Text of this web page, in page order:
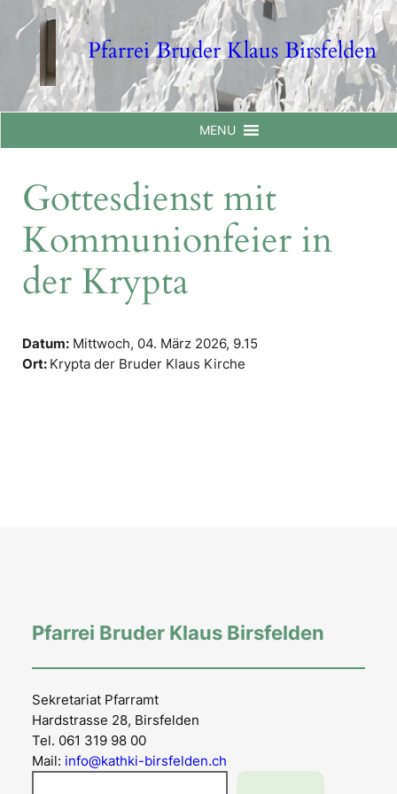
content
Pfarrei Bruder Klaus Birsfelden
MENU
Gottesdienst mit
Kommunionfeier in
der Krypta
Datum: Mittwoch, 04. März 2026, 9.15
Ort: Krypta der Bruder Klaus Kirche
Pfarrei Bruder Klaus Birsfelden
Sekretariat Pfarramt
Hardstrasse 28, Birsfelden
Tel. 061 319 98 00
Mail: info@kathki-birsfelden.ch